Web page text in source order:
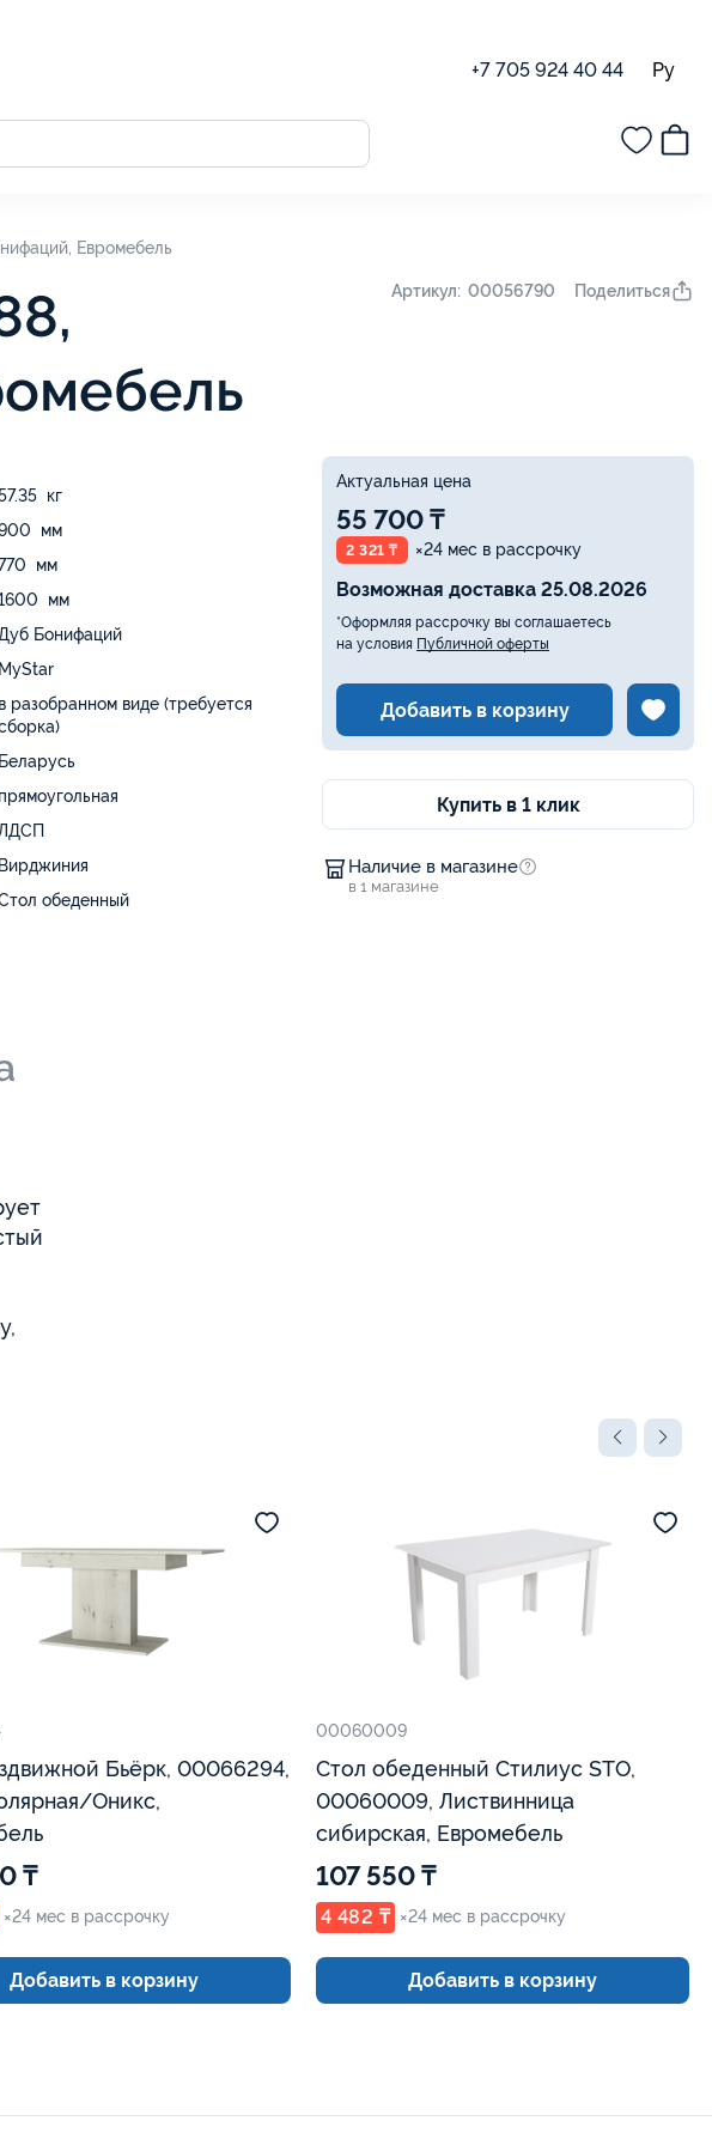
+7 705 924 40 44 Ру
Евромебель
Артикул: 00056790 Поделиться
кг
мм
мм
мм
Бонифаций
MyStar
в разобранном виде (требуется
Беларусь
прямоугольная
Вирджиния
обеденный
Актуальная цена
55 700 ₸
2 321 ₸ ×24 мес в рассрочку
Возможная доставка 25.08.2026
*Оформляя рассрочку вы соглашаетесь
на условия Публичной оферты
Добавить в корзину
Купить в 1 клик
Наличие в магазине
в 1 магазине
Бьёрк, 00066294,
Оникс,
₸
×24 мес в рассрочку
Добавить в корзину
00060009
Стол обеденный Стилиус STO,
00060009, Листвинница
сибирская, Евромебель
107 550 ₸
4 482 ₸ ×24 мес в рассрочку
Добавить в корзину